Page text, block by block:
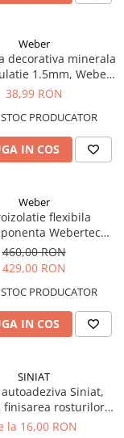
Weber
decorativa minerala
1.5mm, Weber
K1.5, 20kg
38,99 RON
PRODUCATOR
IN COS
Weber
flexibila
Webertec
28kg
460,00 RON
429,00 RON
PRODUCATOR
IN COS
SINIAT
Siniat,
finisarea rosturilor
de gips carton
la 16,00 RON